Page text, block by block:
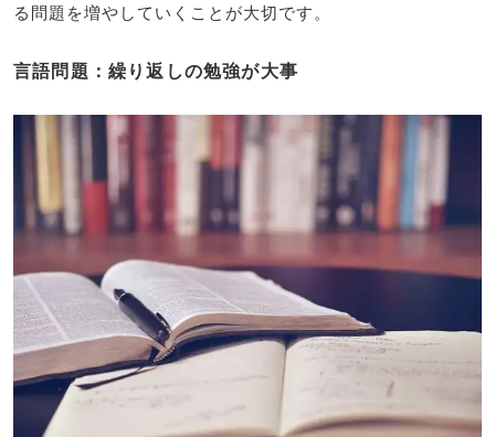
る問題を増やしていくことが大切です。
言語問題：繰り返しの勉強が大事